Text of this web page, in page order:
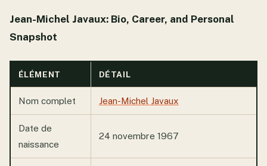
Jean-Michel Javaux: Bio, Career, and Personal
Snapshot
ÉLÉMENT DÉTAIL
Nom complet Jean-Michel Javaux
Date de
naissance
24 novembre 1967